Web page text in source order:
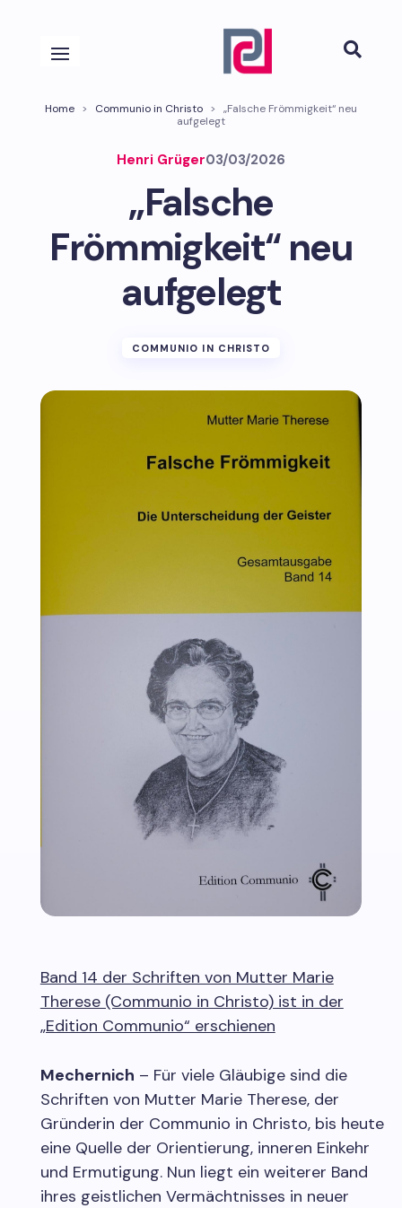

Home > Communio in Christo >
„Falsche Frömmigkeit“ neu
aufgelegt
Henri Grüger03/03/2026
„Falsche
Frömmigkeit“ neu
aufgelegt
COMMUNIO IN CHRISTO
Band 14 der Schriften von Mutter Marie
Therese (Communio in Christo) ist in der
„Edition Communio“ erschienen
Mechernich – Für viele Gläubige sind die
Schriften von Mutter Marie Therese, der
Gründerin der Communio in Christo, bis heute
eine Quelle der Orientierung, inneren Einkehr
und Ermutigung. Nun liegt ein weiterer Band
ihres geistlichen Vermächtnisses in neuer